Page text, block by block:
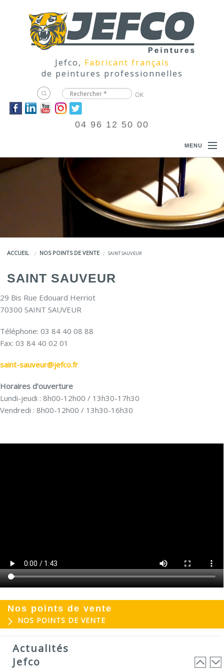
Jefco, Fabricant français
de peintures professionnelles
04 96 12 50 00
MENU
ACCUEIL
COULEURS
LA MARQUE JEFCO®
ACCUEIL NOS POINTS DE VENTE SAINT SAUVEUR
SAINT SAUVEUR
29 Bis Rue Edouard Herriot
70300 SAINT SAUVEUR
Téléphone: 03 84 40 08 88
Fax: 03 84 40 02 01
saint-sauveur@jefco.fr
Horaires d'ouverture
Lundi-jeudi : 8h00-12h00 / 13h30-17h30
Vendredi : 8h00-12h00 / 13h30-16h30
Nos points de vente
NOS POINTS DE VENTE
Actualités
Jefco
25